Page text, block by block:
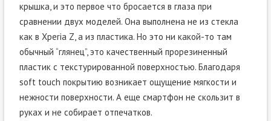
крышка, и это первое что бросается в глаза при
сравнении двух моделей. Она выполнена не из стекла
как в Xperia Z, а из пластика. Но это ни какой-то там
обычный “глянец”, это качественный прорезиненный
пластик с текстурированной поверхностью. Благодаря
soft touch покрытию возникает ощущение мягкости и
нежности поверхности. А еще смартфон не скользит в
руках и не собирает отпечатков.